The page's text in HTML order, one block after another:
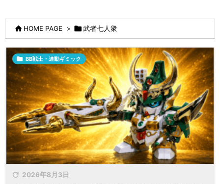
 HOME PAGE > 武者七人衆
 2026年8月3日
 BB戦士・連動ギミック